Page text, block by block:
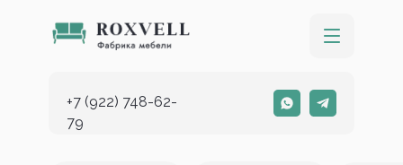
+7 (922) 748-62-
79